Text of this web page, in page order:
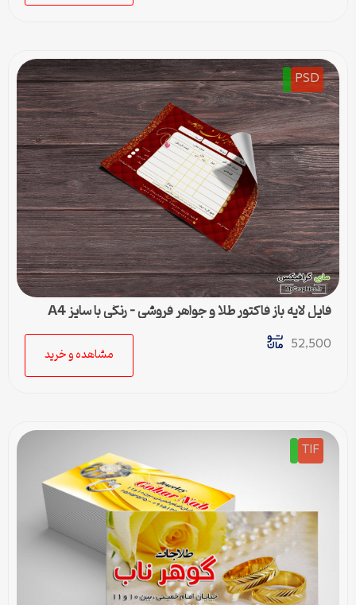
PSD
فایل لایه باز فاکتور طلا و جواهر فروشی – رنگی با سایز A4
52,500
مشاهده و خرید
TIF